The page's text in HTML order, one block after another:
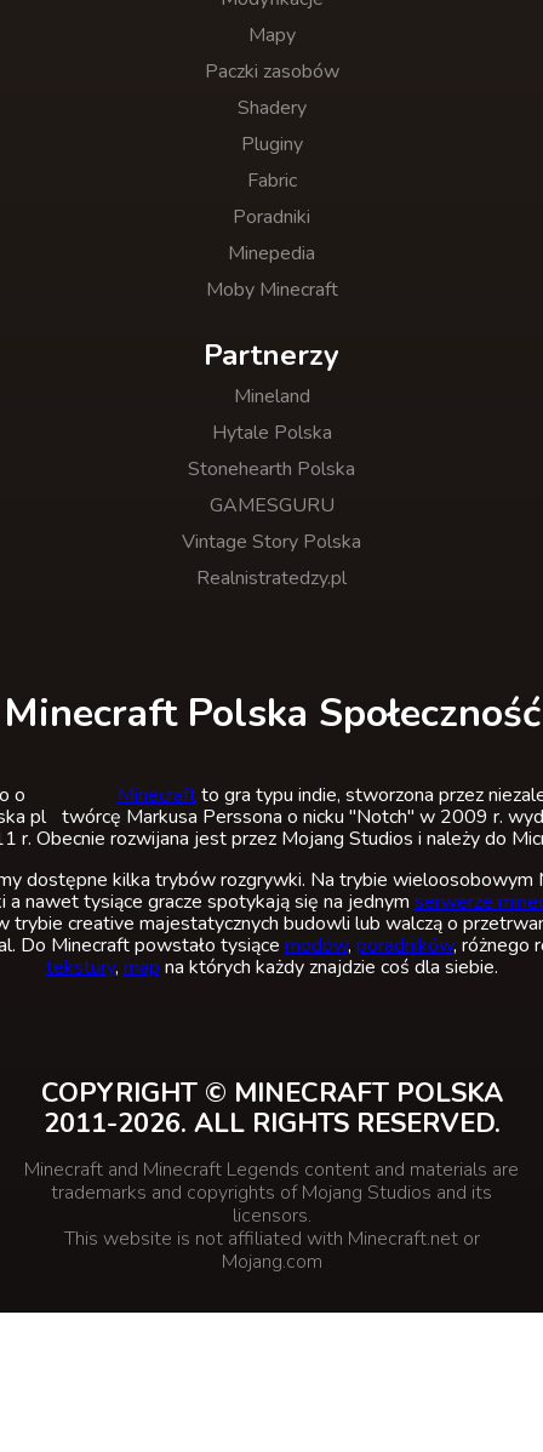
Mapy
Paczki zasobów
Shadery
Pluginy
Fabric
Poradniki
Minepedia
Moby Minecraft
Partnerzy
Mineland
Hytale Polska
Stonehearth Polska
GAMESGURU
Vintage Story Polska
Realnistratedzy.pl
Minecraft Polska Społeczność
Minecraftto gra typu indie, stworzona przez
twórcę Markusa Perssona o nicku "Notch" w 2009 r.
r. Obecnie rozwijana jest przez Mojang Studios i należy do
dostępne kilka trybów rozgrywki. Na trybie wieloosobowym
a nawet tysiące gracze spotykają się na jednym serwerze
trybie creative majestatycznych budowli lub walczą o
Do Minecraft powstało tysiące modów, poradników, różnego
tekstury, map na których każdy znajdzie coś dla siebie.
COPYRIGHT © MINECRAFT POLSKA
2011-2026. ALL RIGHTS RESERVED.
Minecraft and Minecraft Legends content and materials are
trademarks and copyrights of Mojang Studios and its
licensors.
This website is not affiliated with Minecraft.net or
Mojang.com